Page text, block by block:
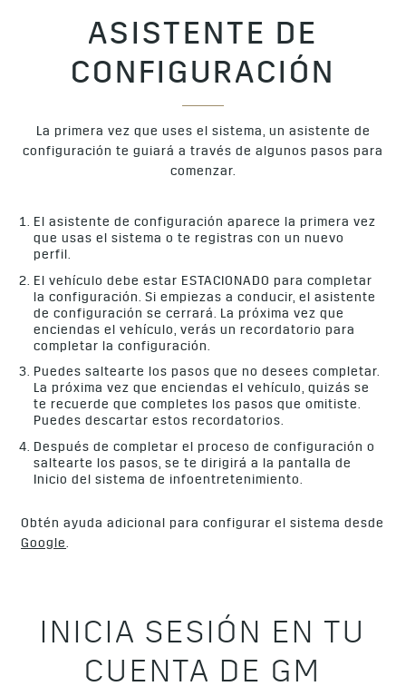
ASISTENTE DE
CONFIGURACIÓN
La primera vez que uses el sistema, un asistente de
configuración te guiará a través de algunos pasos para
comenzar.
El asistente de configuración aparece la primera vez
que usas el sistema o te registras con un nuevo
perfil.
El vehículo debe estar ESTACIONADO para completar
la configuración. Si empiezas a conducir, el asistente
de configuración se cerrará. La próxima vez que
enciendas el vehículo, verás un recordatorio para
completar la configuración.
Puedes saltearte los pasos que no desees completar.
La próxima vez que enciendas el vehículo, quizás se
te recuerde que completes los pasos que omitiste.
Puedes descartar estos recordatorios.
Después de completar el proceso de configuración o
saltearte los pasos, se te dirigirá a la pantalla de
Inicio del sistema de infoentretenimiento.
Obtén ayuda adicional para configurar el sistema desde
Google.
INICIA SESIÓN EN TU
CUENTA DE GM